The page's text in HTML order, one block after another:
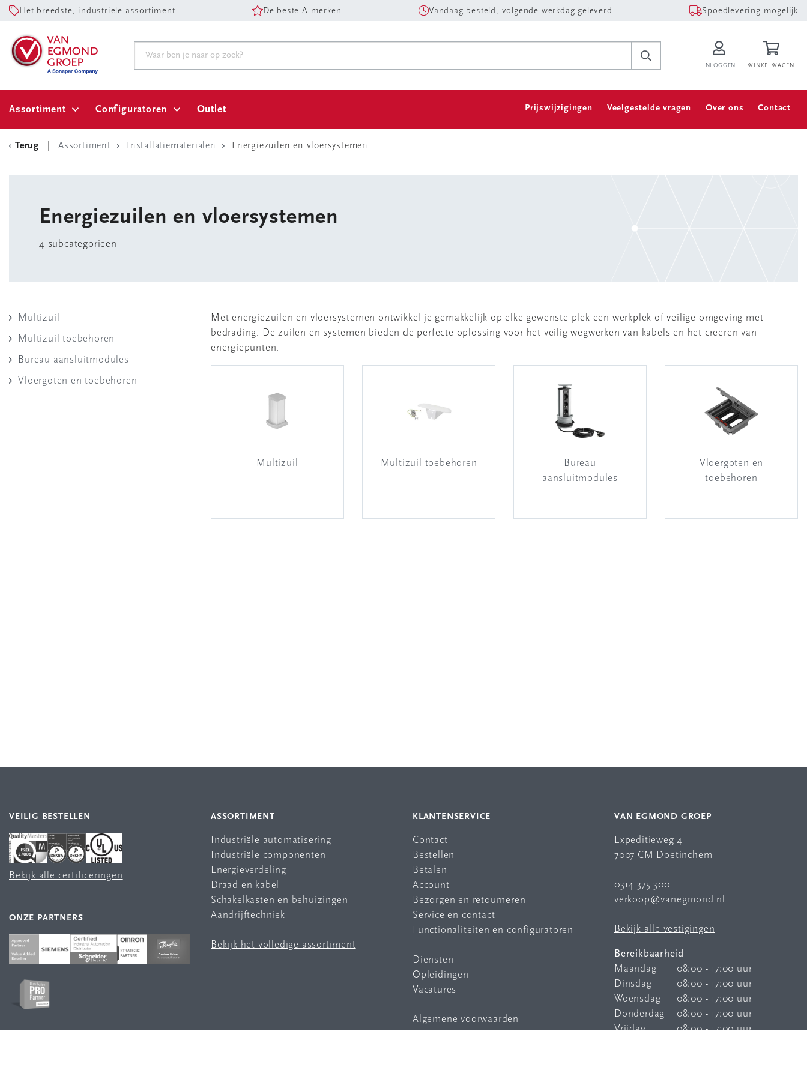
Het breedste, industriële assortiment De beste A-merken Vandaag besteld, volgende werkdag geleverd Spoedlevering mogelijk
INLOGGEN WINKELWAGEN
Assortiment Configuratoren Outlet Prijswijzigingen Veelgestelde vragen Over ons Contact
Terug Assortiment Installatiematerialen Energiezuilen en vloersystemen
Energiezuilen en vloersystemen
4 subcategorieën
Multizuil
Multizuil toebehoren
Bureau aansluitmodules
Vloergoten en toebehoren
Met energiezuilen en vloersystemen ontwikkel je gemakkelijk op elke gewenste plek een werkplek of veilige omgeving met
bedrading. De zuilen en systemen bieden de perfecte oplossing voor het veilig wegwerken van kabels en het creëren van
energiepunten.
Multizuil Multizuil toebehoren
Bureau
aansluitmodules
Vloergoten en
toebehoren
VEILIG BESTELLEN
Bekijk alle certificeringen
ONZE PARTNERS
ASSORTIMENT
Industriële automatisering
Industriële componenten
Energieverdeling
Draad en kabel
Schakelkasten en behuizingen
Aandrijftechniek
Bekijk het volledige assortiment
KLANTENSERVICE
Contact
Bestellen
Betalen
Account
Bezorgen en retourneren
Service en contact
Functionaliteiten en configuratoren
Diensten
Opleidingen
Vacatures
Algemene voorwaarden
VAN EGMOND GROEP
Expeditieweg 4
7007 CM Doetinchem
0314 375 300
verkoop@vanegmond.nl
Bekijk alle vestigingen
Bereikbaarheid
Maandag
08:00 - 17:00 uur
Dinsdag
08:00 - 17:00 uur
Woensdag
08:00 - 17:00 uur
Donderdag
08:00 - 17:00 uur
Vrijdag
08:00 - 17:00 uur